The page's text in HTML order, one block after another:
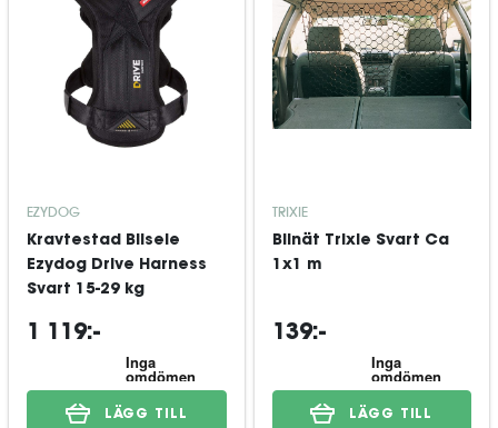
EZYDOG
Kravtestad Bilsele
Ezydog Drive Harness
Svart 15-29 kg
1 119:-
LÄGG TILL
TRIXIE
Bilnät Trixie Svart Ca
1x1 m
139:-
LÄGG TILL